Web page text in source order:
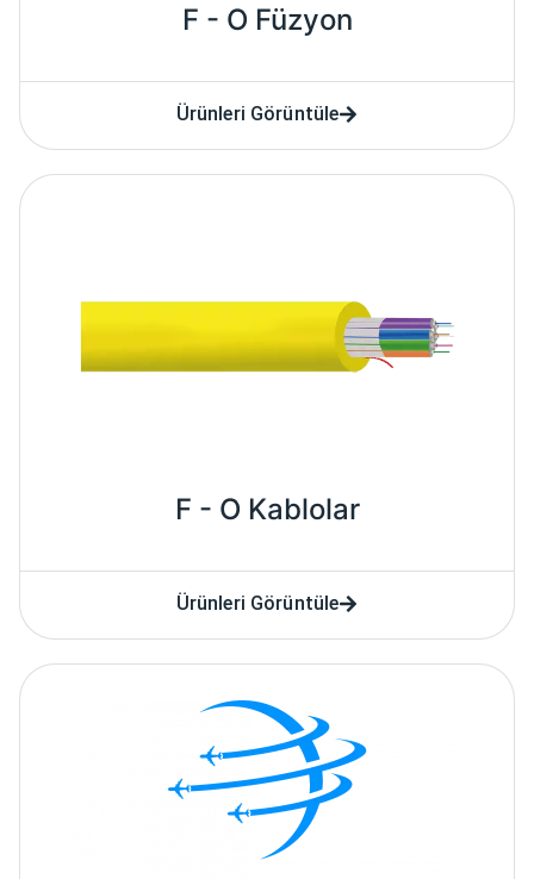
F - O Füzyon
Ürünleri Görüntüle
F - O Kablolar
Ürünleri Görüntüle